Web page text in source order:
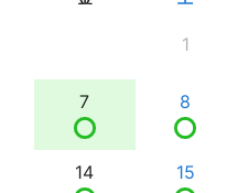
1
7 8
14 15